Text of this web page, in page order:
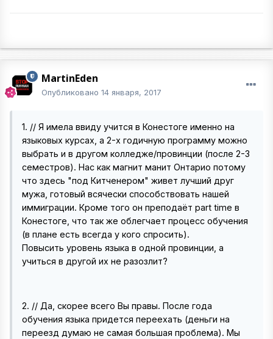
MartinEden
Опубликовано 14 января, 2017
1. // Я имела ввиду учится в Конестоге именно на
языковых курсах, а 2-х годичную программу можно
выбрать и в другом колледже/провинции (после 2-3
семестров). Нас как магнит манит Онтарио потому
что здесь "под Китченером" живет лучший друг
мужа, готовый всячески способствовать нашей
иммиграции. Кроме того он преподаёт part time в
Конестоге, что так же облегчает процесс обучения
(в плане есть всегда у кого спросить).
Повысить уровень языка в одной провинции, а
учиться в другой их не разозлит?
2. // Да, скорее всего Вы правы. После года
обучения языка придется переехать (деньги на
переезд думаю не самая большая проблема). Мы